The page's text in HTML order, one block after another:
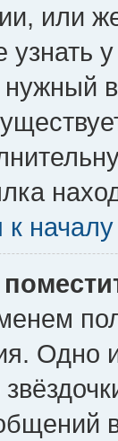
или
узнать
нужный
к началу
Одно